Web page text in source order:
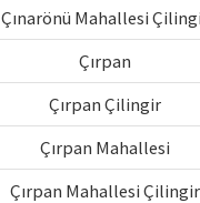
Çınarönü Mahallesi
Çırpan
Çırpan Çilingir
Çırpan Mahallesi
Çırpan Mahallesi Çilingir